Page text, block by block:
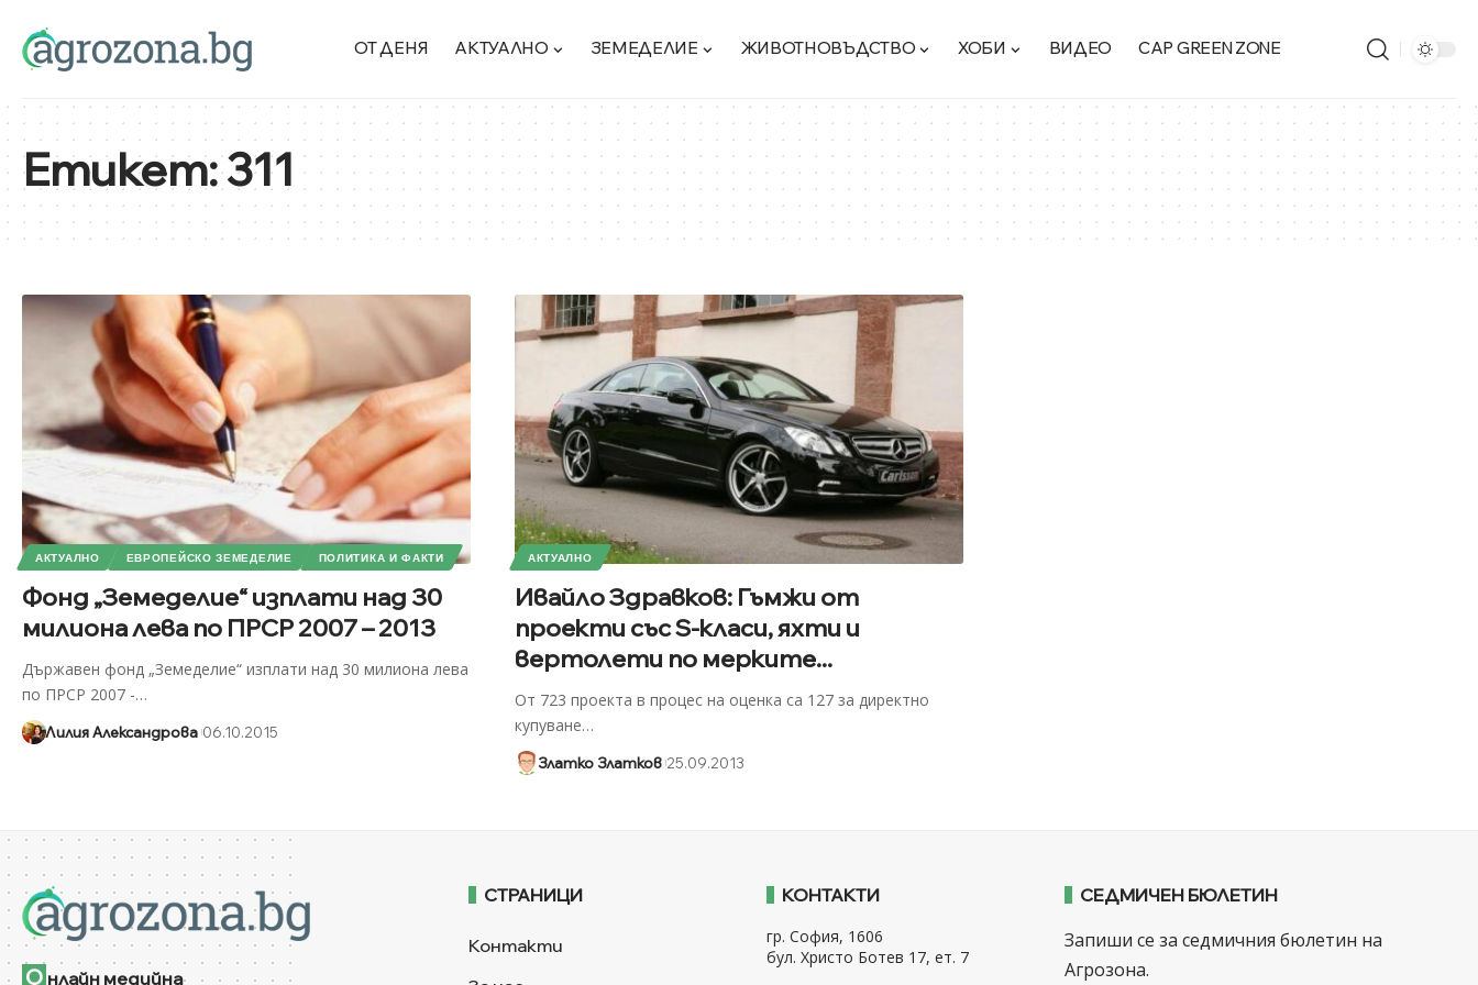
ОТ ДЕНЯ АКТУАЛНО ЗЕМЕДЕЛИЕ ЖИВОТНОВЪДСТВО ХОБИ ВИДЕО CAP GREEN ZONE
Етикет:311
АКТУАЛНО ЕВРОПЕЙСКО ЗЕМЕДЕЛИЕ ПОЛИТИКА И ФАКТИ
Фонд „Земеделие“ изплати над 30
милиона лева по ПРСР 2007 – 2013
Държавен фонд „Земеделие“ изплати над 30 милиона лева
по ПРСР 2007 -…
Лилия Александрова 06.10.2015
АКТУАЛНО
Ивайло Здравков: Гъмжи от
проекти със S-класи, яхти и
вертолети по мерките...
От 723 проекта в процес на оценка са 127 за директно
купуване…
Златко Златков 25.09.2013
О нлайн медийна
СТРАНИЦИ
Контакти
КОНТАКТИ
гр. София, 1606
бул. Христо Ботев 17, ет. 7
СЕДМИЧЕН БЮЛЕТИН
Запиши се за седмичния бюлетин на
Агрозона.